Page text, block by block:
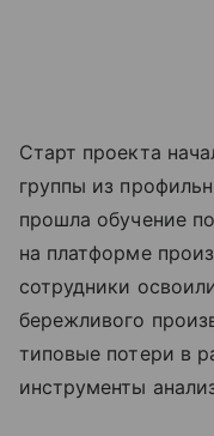
Старт проекта
группы из
прошла обучение
на платформе
сотрудники
бережливого
типовые потери в
инструменты